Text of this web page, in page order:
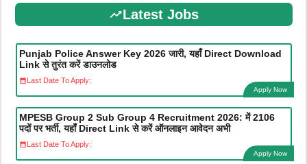
Latest Jobs
Punjab Police Answer Key 2026 जारी, यहाँ Direct Download
Link से तुरंत करें डाउनलोड
Last Date To Apply:
Apply Now
MPESB Group 2 Sub Group 4 Recruitment 2026: में 2106
पदों पर भर्ती, यहाँ Direct Link से करें ऑनलाइन आवेदन अभी
Last Date To Apply:
Apply Now